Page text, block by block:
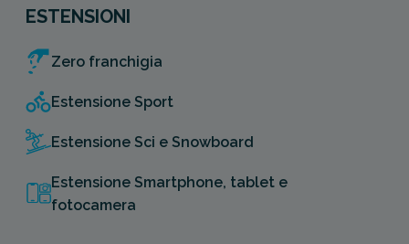
ESTENSIONI
Zero franchigia
Estensione Sport
Estensione Sci e Snowboard
Estensione Smartphone, tablet e
fotocamera